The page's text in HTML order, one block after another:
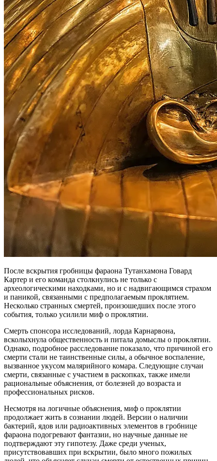
После вскрытия гробницы фараона Тутанхамона Говард
Картер и его команда столкнулись не только с
археологическими находками, но и с надвигающимся страхом
и паникой, связанными с предполагаемым проклятием.
Несколько странных смертей, произошедших после этого
события, только усилили миф о проклятии.
Смерть спонсора исследований, лорда Карнарвона,
всколыхнула общественность и питала домыслы о проклятии.
Однако, подробное расследование показало, что причиной его
смерти стали не таинственные силы, а обычное воспаление,
вызванное укусом малярийного комара. Следующие случаи
смерти, связанные с участием в раскопках, также имели
рациональные объяснения, от болезней до возраста и
профессиональных рисков.
Несмотря на логичные объяснения, миф о проклятии
продолжает жить в сознании людей. Версии о наличии
бактерий, ядов или радиоактивных элементов в гробнице
фараона подогревают фантазии, но научные данные не
подтверждают эту гипотезу. Даже среди ученых,
присутствовавших при вскрытии, было много пожилых